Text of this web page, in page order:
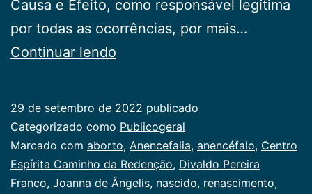
Causa e Efeito, como responsável legítima
por todas as ocorrências, por mais…
Continuar lendo
29 de setembro de 2022 publicado
Categorizado como Publicogeral
Marcado com aborto, Anencefalia, anencéfalo, Centro
Espírita Caminho da Redenção, Divaldo Pereira
Franco, Joanna de Ângelis, nascido, renascimento,